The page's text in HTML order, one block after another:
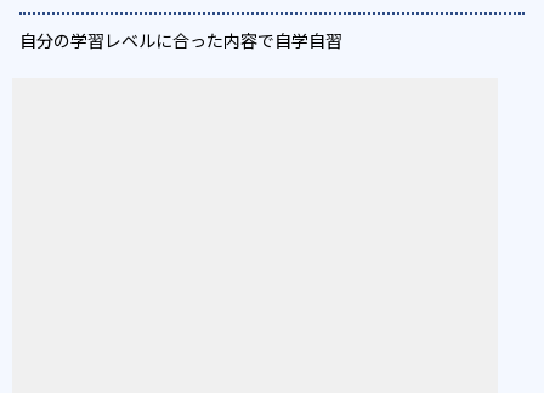
自分の学習レベルに合った内容で自学自習